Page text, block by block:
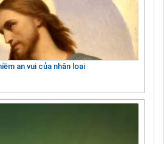
an vui của nhân loại